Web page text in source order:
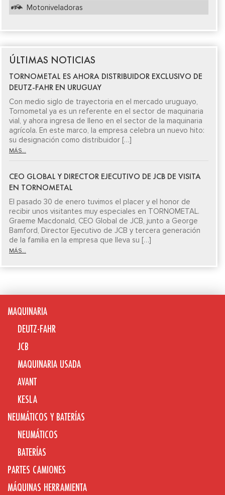
Motoniveladoras
ÚLTIMAS NOTICIAS
TORNOMETAL ES AHORA DISTRIBUIDOR EXCLUSIVO DE
DEUTZ-FAHR EN URUGUAY
Con medio siglo de trayectoria en el mercado uruguayo,
Tornometal ya es un referente en el sector de maquinaria
vial, y ahora ingresa de lleno en el sector de la maquinaria
agrícola. En este marco, la empresa celebra un nuevo hito:
su designación como distribuidor […]
MÁS...
CEO GLOBAL Y DIRECTOR EJECUTIVO DE JCB DE VISITA
EN TORNOMETAL
El pasado 30 de enero tuvimos el placer y el honor de
recibir unos visitantes muy especiales en TORNOMETAL.
Graeme Macdonald, CEO Global de JCB, junto a George
Bamford, Director Ejecutivo de JCB y tercera generación
de la familia en la empresa que lleva su […]
MÁS...
MAQUINARIA
DEUTZ-FAHR
JCB
MAQUINARIA USADA
AVANT
KESLA
NEUMÁTICOS Y BATERÍAS
NEUMÁTICOS
BATERÍAS
PARTES CAMIONES
MÁQUINAS HERRAMIENTA